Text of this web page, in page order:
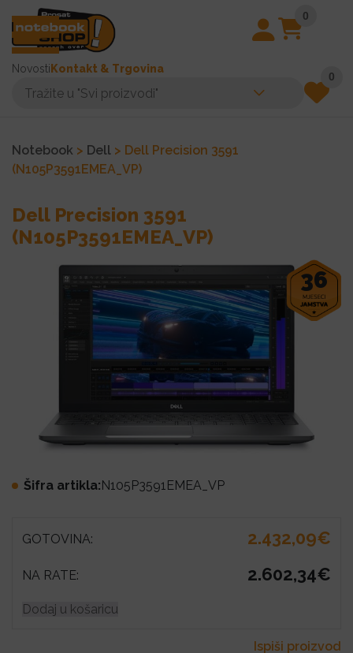
0
Novosti Kontakt & Trgovina
0
Notebook > Dell > Dell Precision 3591
(N105P3591EMEA_VP)
Dell Precision 3591
(N105P3591EMEA_VP)
Šifra artikla: N105P3591EMEA_VP
GOTOVINA: 2.432,09€
NA RATE: 2.602,34€
Dodaj u košaricu
Ispiši proizvod
36